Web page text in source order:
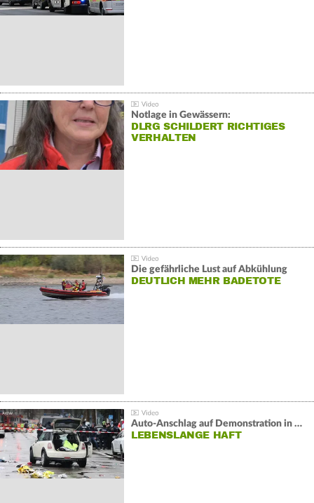
Notlage in Gewässern:
DLRG SCHILDERT RICHTIGES
VERHALTEN
Die gefährliche Lust auf Abkühlung
DEUTLICH MEHR BADETOTE
Auto-Anschlag auf Demonstration in München:
LEBENSLANGE HAFT